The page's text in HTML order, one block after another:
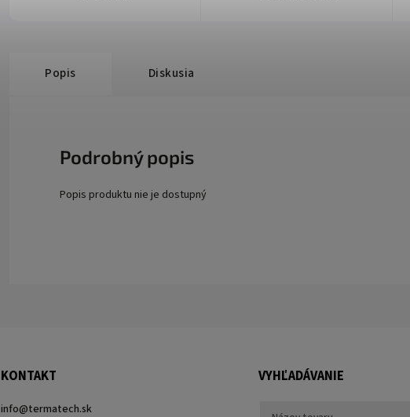
Popis Diskusia
Podrobný popis
Popis produktu nie je dostupný
KONTAKT
info@termatech.sk
VYHĽADÁVANIE